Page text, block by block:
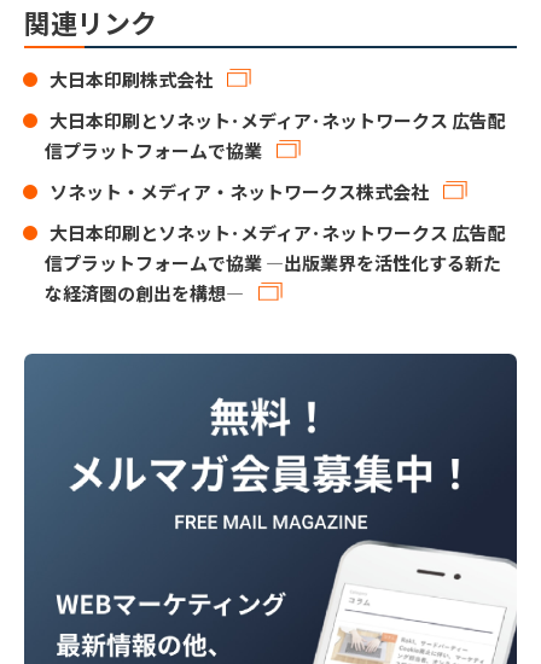
関連リンク
大日本印刷株式会社
大日本印刷とソネット･メディア･ネットワークス 広告配
信プラットフォームで協業
ソネット・メディア・ネットワークス株式会社
大日本印刷とソネット･メディア･ネットワークス 広告配
信プラットフォームで協業 ―出版業界を活性化する新た
な経済圏の創出を構想―